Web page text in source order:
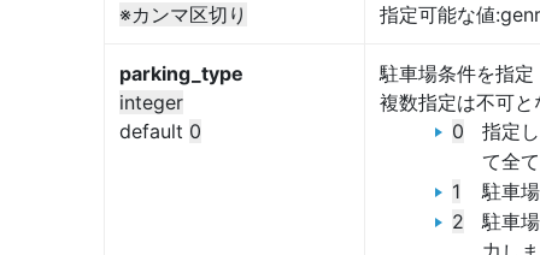
※カンマ区切り
指定可能な値
parking_type
integer
default 0
駐車場条件を指定
複数指定は不可と
0
指定
て全
1
駐車
2
駐車